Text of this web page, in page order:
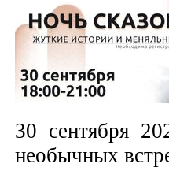
30 сентября
необычных